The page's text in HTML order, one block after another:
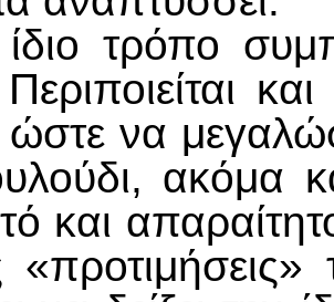
τρόπο
ώστε να
ακόμα
και